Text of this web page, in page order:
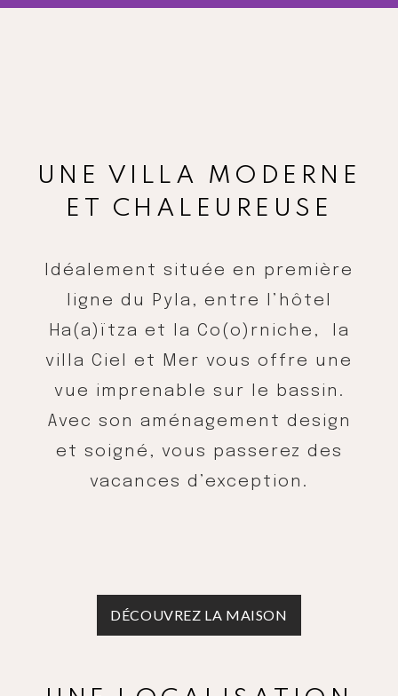
UNE VILLA MODERNE
ET CHALEUREUSE
Idéalement située en première
ligne du Pyla, entre l’hôtel
Ha(a)ïtza et la Co(o)rniche, la
villa Ciel et Mer vous offre une
vue imprenable sur le bassin.
Avec son aménagement design
et soigné, vous passerez des
vacances d’exception.
DÉCOUVREZ LA MAISON